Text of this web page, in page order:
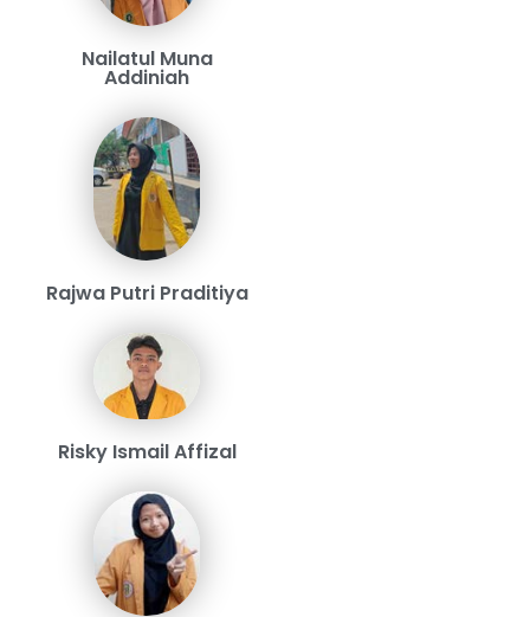
Nailatul Muna
Addiniah
Rajwa Putri Praditiya
Risky Ismail Affizal